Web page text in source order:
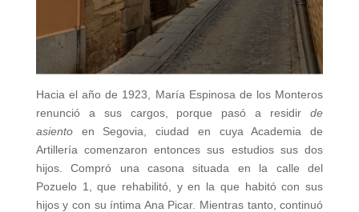
Hacia el año de 1923, María Espinosa de los Monteros
renunció a sus cargos, porque pasó a residirde
asiento en Segovia, ciudad en cuya Academia de
Artillería comenzaron entonces sus estudios sus dos
hijos. Compró una casona situada en la calle del
Pozuelo 1, que rehabilitó, y en la que habitó con sus
hijos y con su íntima Ana Picar. Mientras tanto, continuó